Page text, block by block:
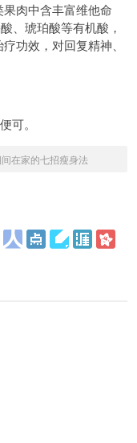
肉中含丰富维他命
、琥珀酸等有机酸，
功效，对回复精神、
。
在家的七招瘦身法